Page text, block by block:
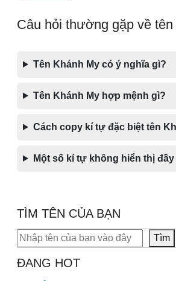
Câu hỏi thường gặp về
Tên Khánh My có ý nghĩa gì?
Tên Khánh My hợp mệnh gì?
Cách copy kí tự đặc biệt tên
Một số kí tự không hiển thị đầy
TÌM TÊN CỦA BẠN
Tìm kiếm Tìm
ĐANG HOT